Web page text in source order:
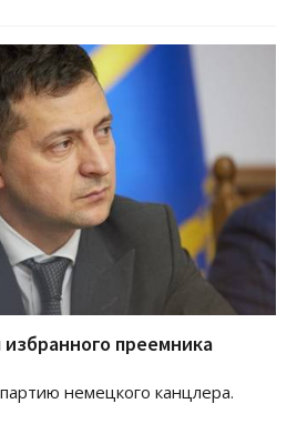
преемника
немецкого канцлера.